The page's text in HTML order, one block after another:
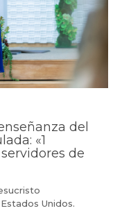
del
«1
de
Unidos.